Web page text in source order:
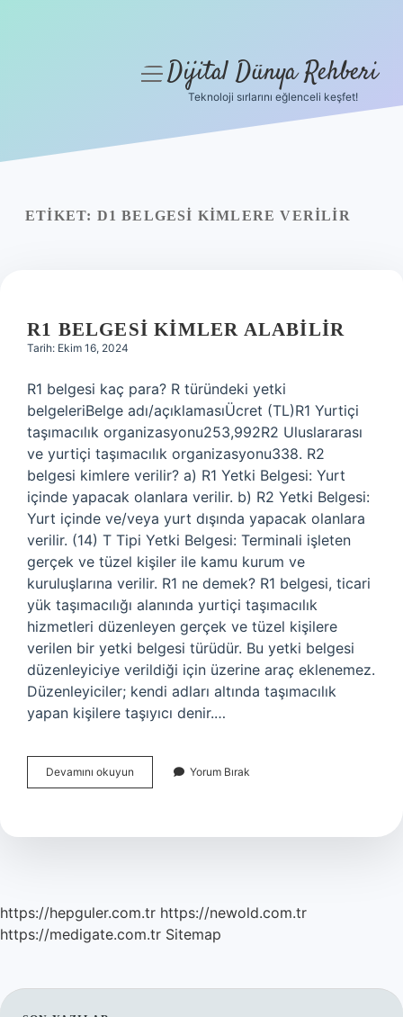
Yasal Uyarı
menüyüDijital Dünya Rehberi
Teknoloji sırlarını eğlenceli keşfet!
ETIKET: D1 BELGESI KIMLERE VERILIR
R1 BELGESI KIMLER ALABILIR
Tarih: Ekim 16, 2024
R1 belgesi kaç para? R türündeki yetki
belgeleriBelge adı/açıklamasıÜcret (TL)R1 Yurtiçi
taşımacılık organizasyonu253,992R2 Uluslararası
ve yurtiçi taşımacılık organizasyonu338. R2
belgesi kimlere verilir? a) R1 Yetki Belgesi: Yurt
içinde yapacak olanlara verilir. b) R2 Yetki Belgesi:
Yurt içinde ve/veya yurt dışında yapacak olanlara
verilir. (14) T Tipi Yetki Belgesi: Terminali işleten
gerçek ve tüzel kişiler ile kamu kurum ve
kuruluşlarına verilir. R1 ne demek? R1 belgesi, ticari
yük taşımacılığı alanında yurtiçi taşımacılık
hizmetleri düzenleyen gerçek ve tüzel kişilere
verilen bir yetki belgesi türüdür. Bu yetki belgesi
düzenleyiciye verildiği için üzerine araç eklenemez.
Düzenleyiciler; kendi adları altında taşımacılık
yapan kişilere taşıyıcı denir.…
Devamını okuyun
Belgesi
Yorum Bırak
https://hepguler.com.tr https://newold.com.tr
https://medigate.com.tr Sitemap